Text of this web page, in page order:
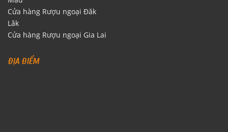
Cửa hàng Rượu ngoại Đăk
Lăk
Cửa hàng Rượu ngoại Gia Lai
ĐỊA ĐIỂM